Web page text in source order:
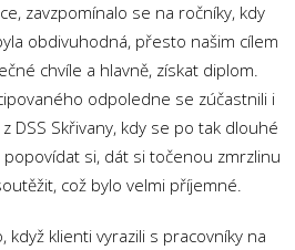
zavzpomínalo se na ročníky, kdy
obdivuhodná, přesto našim cílem
chvíle a hlavně, získat diplom.
odpoledne se zúčastnili i
DSS Skřivany, kdy se po tak dlouhé
si, dát si točenou zmrzlinu
což bylo velmi příjemné.
když klienti vyrazili s pracovníky na